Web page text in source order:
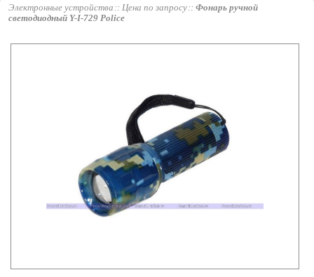
Электронные устройства Цена по запросу
Фонарь ручной
светодиодный Y-I-729 Police